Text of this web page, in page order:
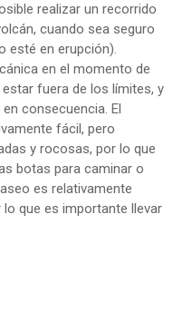
realizar un recorrido
cuando sea seguro
esté en erupción).
en el momento de
fuera de los límites, y
consecuencia. El
fácil, pero
y rocosas, por lo que
botas para caminar o
es relativamente
lo que es importante llevar